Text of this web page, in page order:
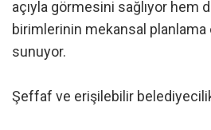
açıyla görmesini sağlıyor hem
birimlerinin mekansal planlama
sunuyor.
Şeffaf ve erişilebilir